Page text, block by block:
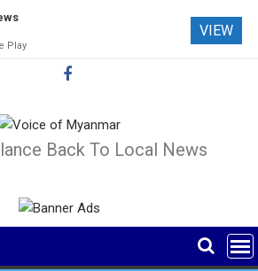
Back To Local News
Play
VIEW